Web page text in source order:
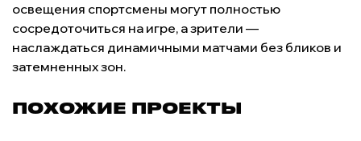
освещения спортсмены могут полностью
сосредоточиться на игре, а зрители —
наслаждаться динамичными матчами без бликов и
затемненных зон.
ПОХОЖИЕ ПРОЕКТЫ